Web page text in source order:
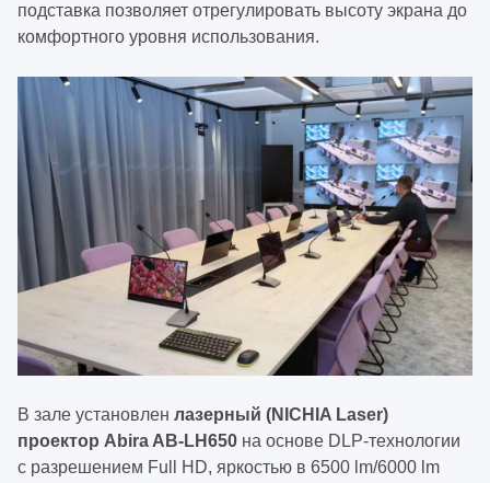
подставка позволяет отрегулировать высоту экрана до
комфортного уровня использования.
В зале установлен лазерный (NICHIA Laser)
проектор Abira AB-LH650 на основе DLP-технологии
c разрешением Full HD, яркостью в 6500 lm/6000 lm